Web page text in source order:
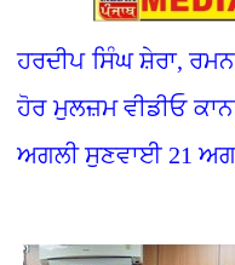
ਹਰਦੀਪ ਸਿੰਘ ਸ਼ੇਰਾ,
ਹੋਰ ਮੁਲਜ਼ਮ ਵੀਡੀਓ
ਅਗਲੀ ਸੁਣਵਾਈ 21